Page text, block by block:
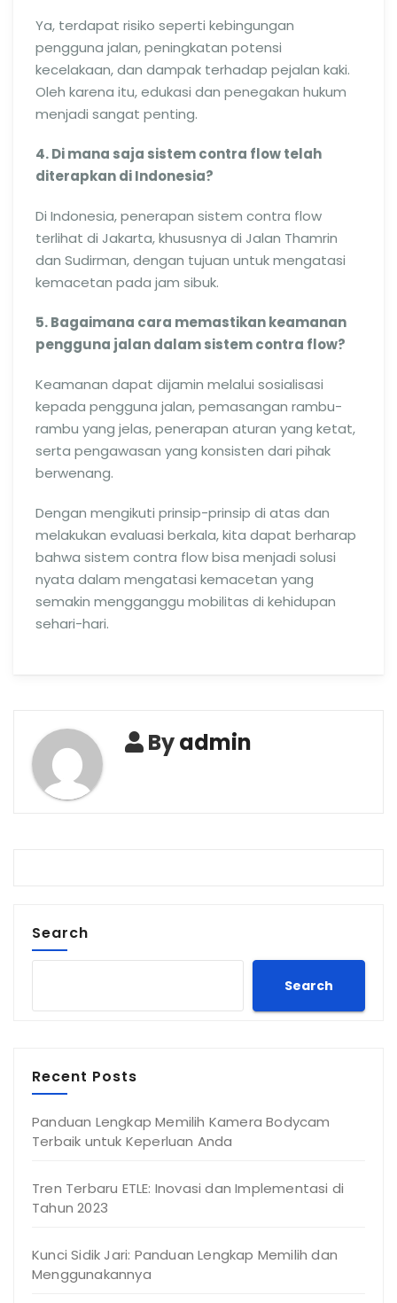
Ya, terdapat risiko seperti kebingungan
pengguna jalan, peningkatan potensi
kecelakaan, dan dampak terhadap pejalan kaki.
Oleh karena itu, edukasi dan penegakan hukum
menjadi sangat penting.
4. Di mana saja sistem contra flow telah
diterapkan di Indonesia?
Di Indonesia, penerapan sistem contra flow
terlihat di Jakarta, khususnya di Jalan Thamrin
dan Sudirman, dengan tujuan untuk mengatasi
kemacetan pada jam sibuk.
5. Bagaimana cara memastikan keamanan
pengguna jalan dalam sistem contra flow?
Keamanan dapat dijamin melalui sosialisasi
kepada pengguna jalan, pemasangan rambu-
rambu yang jelas, penerapan aturan yang ketat,
serta pengawasan yang konsisten dari pihak
berwenang.
Dengan mengikuti prinsip-prinsip di atas dan
melakukan evaluasi berkala, kita dapat berharap
bahwa sistem contra flow bisa menjadi solusi
nyata dalam mengatasi kemacetan yang
semakin mengganggu mobilitas di kehidupan
sehari-hari.
Byadmin
Search
Search
Recent Posts
Panduan Lengkap Memilih Kamera Bodycam
Terbaik untuk Keperluan Anda
Tren Terbaru ETLE: Inovasi dan Implementasi di
Tahun 2023
Kunci Sidik Jari: Panduan Lengkap Memilih dan
Menggunakannya